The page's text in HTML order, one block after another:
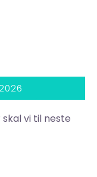
skal vi til neste